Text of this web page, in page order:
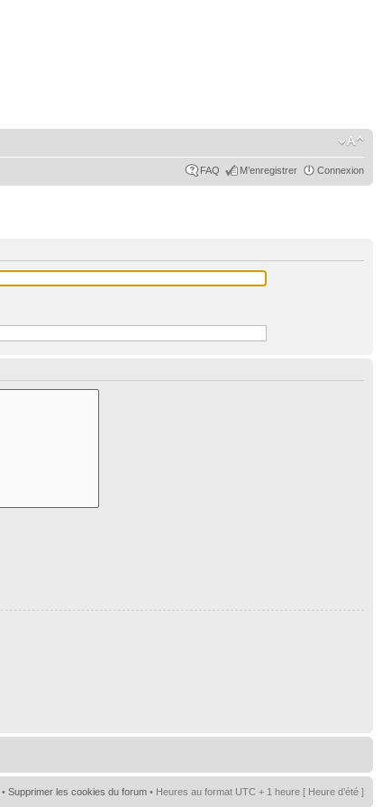
FAQ M’enregistrer Connexion
• Supprimer les cookies du forum • Heures au format UTC + 1 heure [ Heure d’été ]